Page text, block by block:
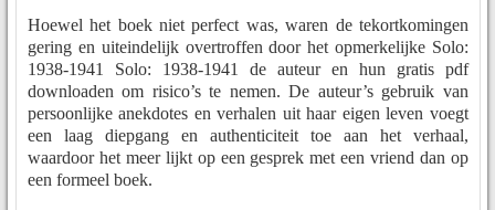
Hoewel het boek niet perfect was, waren de tekortkomingen
gering en uiteindelijk overtroffen door het opmerkelijke Solo:
1938-1941 Solo: 1938-1941 de auteur en hun gratis pdf
downloaden om risico’s te nemen. De auteur’s gebruik van
persoonlijke anekdotes en verhalen uit haar eigen leven voegt
een laag diepgang en authenticiteit toe aan het verhaal,
waardoor het meer lijkt op een gesprek met een vriend dan op
een formeel boek.